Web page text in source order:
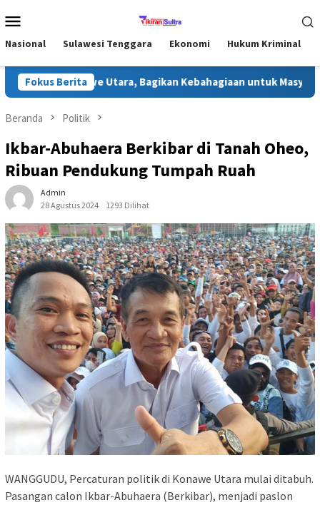
ke
Mobile
Nasional Sulawesi Tenggara Ekonomi Hukum Kriminal
Fokus Berita
di Konawe Utara, Bagikan Kebahagiaan untuk Masyarakat
Beranda Politik
Ikbar-Abuhaera Berkibar di Tanah Oheo,
Ribuan Pendukung Tumpah Ruah
Admin
28 Agustus 2024
1293 Dilihat
WANGGUDU, Percaturan politik di Konawe Utara mulai ditabuh.
Pasangan calon Ikbar-Abuhaera (Berkibar), menjadi paslon